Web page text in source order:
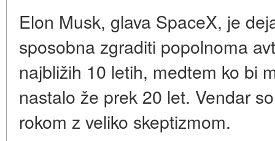
Elon Musk, glava SpaceX, je
sposobna zgraditi popolnoma
najbližih 10 letih, medtem ko bi
nastalo že prek 20 let. Vendar
rokom z veliko skeptizmom.